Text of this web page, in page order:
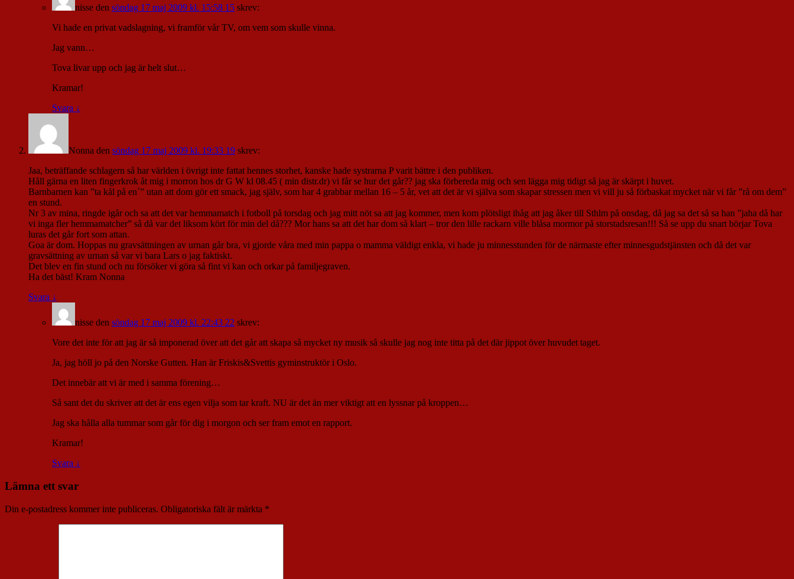
nisse den söndag 17 maj 2009 kl. 15:58 15 skrev:
Vi hade en privat vadslagning, vi framför vår TV, om vem som skulle vinna.
Jag vann…
Tova livar upp och jag är helt slut…
Kramar!
Svara ↓
Nonna den söndag 17 maj 2009 kl. 19:33 19 skrev:
Jaa, beträffande schlagern så har världen i övrigt inte fattat hennes storhet, kanske hade systrarna P varit bättre i den publiken.
Håll gärna en liten fingerkrok åt mig i morron hos dr G W kl 08.45 ( min distr.dr) vi får se hur det går?? jag ska förbereda mig och sen lägga mig tidigt så jag är skärpt i huvet.
Barnbarnen kan ”ta kål på en´” utan att dom gör ett smack, jag själv, som har 4 grabbar mellan 16 – 5 år, vet att det är vi själva som skapar stressen men vi vill ju så förbaskat mycket när vi får ”rå om dem”
en stund.
Nr 3 av mina, ringde igår och sa att det var hemmamatch i fotboll på torsdag och jag mitt nöt sa att jag kommer, men kom plötsligt ihåg att jag åker till Sthlm på onsdag, då jag sa det så sa han ”jaha då har
vi inga fler hemmamatcher” så då var det liksom kört för min del då??? Mor hans sa att det har dom så klart – tror den lille rackarn ville blåsa mormor på storstadsresan!!! Så se upp du snart börjar Tova
luras det går fort som attan.
Goa är dom. Hoppas nu gravsättningen av urnan går bra, vi gjorde våra med min pappa o mamma väldigt enkla, vi hade ju minnesstunden för de närmaste efter minnesgudstjänsten och då det var
gravsättning av urnan så var vi bara Lars o jag faktiskt.
Det blev en fin stund och nu försöker vi göra så fint vi kan och orkar på familjegraven.
Ha det bäst! Kram Nonna
Svara ↓
nisse den söndag 17 maj 2009 kl. 22:43 22 skrev:
Vore det inte för att jag är så imponerad över att det går att skapa så mycket ny musik så skulle jag nog inte titta på det där jippot över huvudet taget.
Ja, jag höll jo på den Norske Gutten. Han är Friskis&Svettis gyminstruktör i Oslo.
Det innebär att vi är med i samma förening…
Så sant det du skriver att det är ens egen vilja som tar kraft. NU är det än mer viktigt att en lyssnar på kroppen…
Jag ska hålla alla tummar som går för dig i morgon och ser fram emot en rapport.
Kramar!
Svara ↓
Lämna ett svar
Din e-postadress kommer inte publiceras. Obligatoriska fält är märkta *